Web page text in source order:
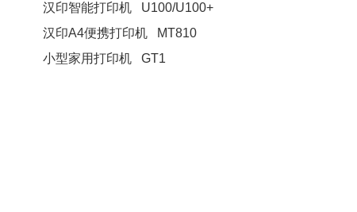
汉印智能打印机 U100/U100+
汉印A4便携打印机 MT810
小型家用打印机 GT1